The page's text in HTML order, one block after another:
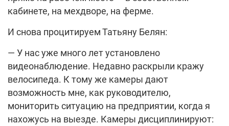
кабинете, на мехдворе, на ферме.
И снова процитируем Татьяну Белян:
— У нас уже много лет установлено
видеонаблюдение. Недавно раскрыли кражу
велосипеда. К тому же камеры дают
возможность мне, как руководителю,
мониторить ситуацию на предприятии, когда я
нахожусь на выезде. Камеры дисциплинируют: